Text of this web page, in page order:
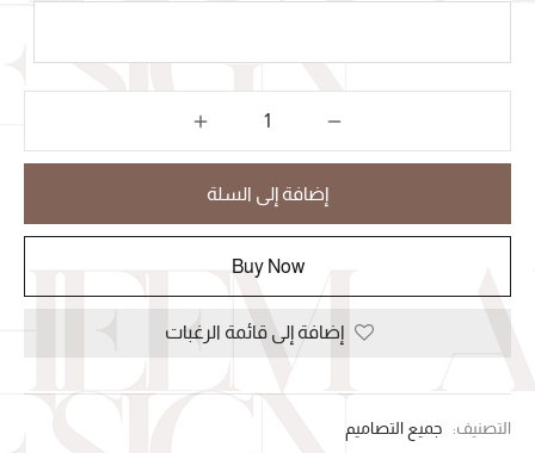
إضافة إلى السلة
Buy Now
إضافة إلى قائمة الرغبات
التصنيف: جميع التصاميم